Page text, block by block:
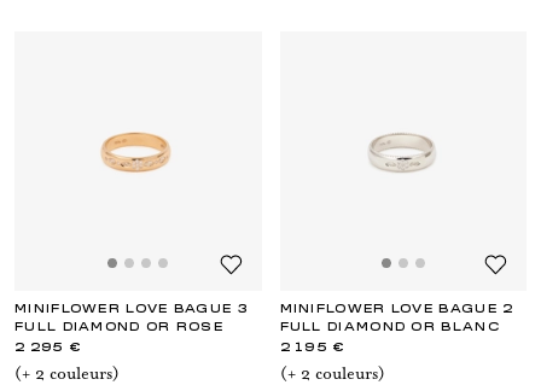
MINIFLOWER LOVE BAGUE 3
FULL DIAMOND OR ROSE
2 295 €
(+ 2 couleurs)
MINIFLOWER LOVE BAGUE 2
FULL DIAMOND OR BLANC
2 195 €
(+ 2 couleurs)